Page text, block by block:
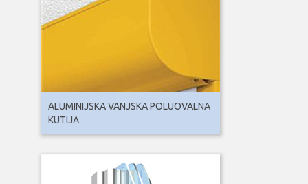
ALUMINIJSKA VANJSKA POLUOVALNA
KUTIJA